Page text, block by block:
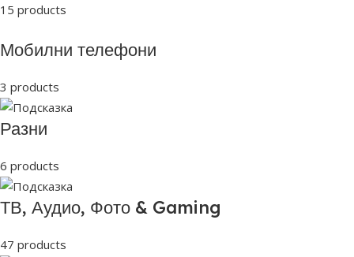
15 products
Мобилни телефони
3 products
Разни
6 products
ТВ, Аудио, Фото & Gaming
47 products